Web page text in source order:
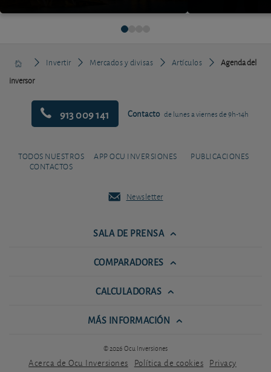
Invertir Mercados y divisas Artículos
Agenda del
inversor
913 009 141 Contacto de lunes a viernes de 9h-14h
TODOS NUESTROS
CONTACTOS
APP OCU INVERSIONES PUBLICACIONES
Newsletter
SALA DE PRENSA
COMPARADORES
CALCULADORAS
MÁS INFORMACIÓN
© 2026 Ocu Inversiones
Acerca de Ocu Inversiones Política de cookies Privacy